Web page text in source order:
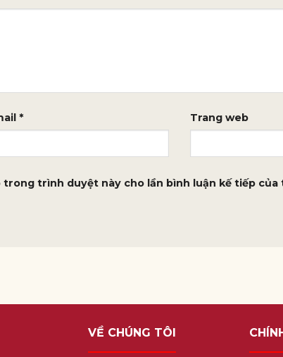
* Trang web
trình duyệt này cho lần bình luận kế tiếp của
VỀ CHÚNG TÔI